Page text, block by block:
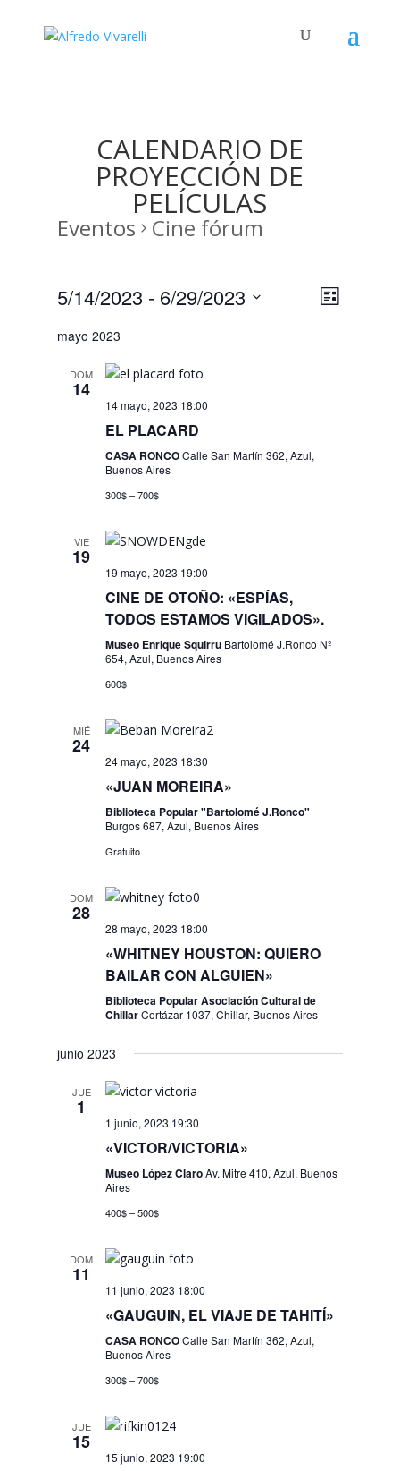
CALENDARIO DE
PROYECCIÓN DE
PELÍCULAS
Eventos Cine fórum
vistas
de
vistas
Lista
5/14/2023 - 6/29/2023
fecha.
mayo 2023
DOM
14
14 mayo, 2023 18:00
EL PLACARD
CASA RONCOCalle San Martín 362, Azul,
Buenos Aires
300$ – 700$
VIE
19
19 mayo, 2023 19:00
CINE DE OTOÑO: «ESPÍAS,
TODOS ESTAMOS VIGILADOS».
Museo Enrique Squirru Bartolomé J.Ronco Nº
654, Azul, Buenos Aires
600$
MIÉ
24
24 mayo, 2023 18:30
«JUAN MOREIRA»
Biblioteca Popular "Bartolomé J.Ronco"
Burgos 687, Azul, Buenos Aires
Gratuito
DOM
28
28 mayo, 2023 18:00
«WHITNEY HOUSTON: QUIERO
BAILAR CON ALGUIEN»
Biblioteca Popular Asociación Cultural de
ChillarCortázar 1037, Chillar, Buenos Aires
junio 2023
JUE
1
1 junio, 2023 19:30
«VICTOR/VICTORIA»
Museo López ClaroAv. Mitre 410, Azul, Buenos
Aires
400$ – 500$
DOM
11
11 junio, 2023 18:00
«GAUGUIN, EL VIAJE DE TAHITÍ»
CASA RONCOCalle San Martín 362, Azul,
Buenos Aires
300$ – 700$
JUE
15
15 junio, 2023 19:00